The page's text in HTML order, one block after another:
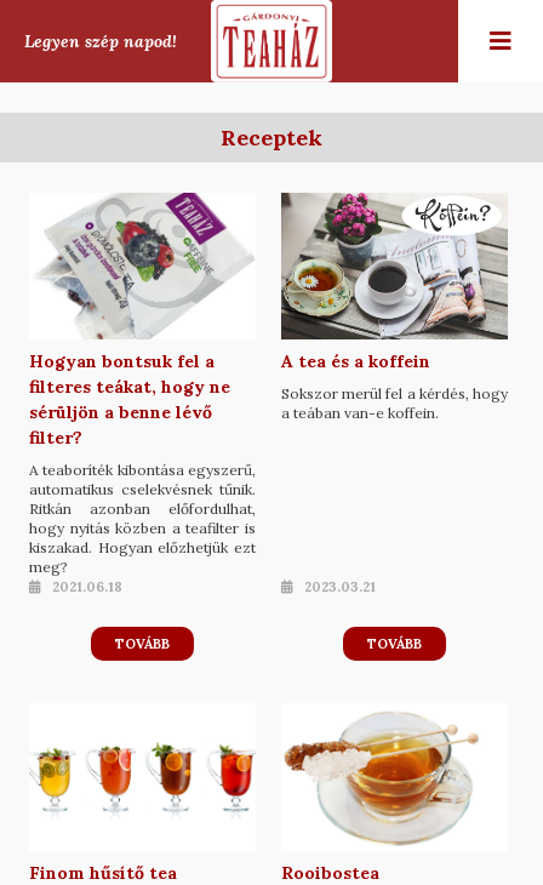
Legyen szép napod!
Receptek
Hogyan bontsuk fel a
filteres teákat, hogy ne
sérüljön a benne lévő
filter?
A teaboríték kibontása egyszerű,
automatikus cselekvésnek tűnik.
Ritkán azonban előfordulhat,
hogy nyitás közben a teafilter is
kiszakad. Hogyan előzhetjük ezt
meg?
2021.06.18
TOVÁBB
A tea és a koffein
Sokszor merül fel a kérdés, hogy
a teában van-e koffein.
2023.03.21
TOVÁBB
Finom hűsítő tea
Rooibostea